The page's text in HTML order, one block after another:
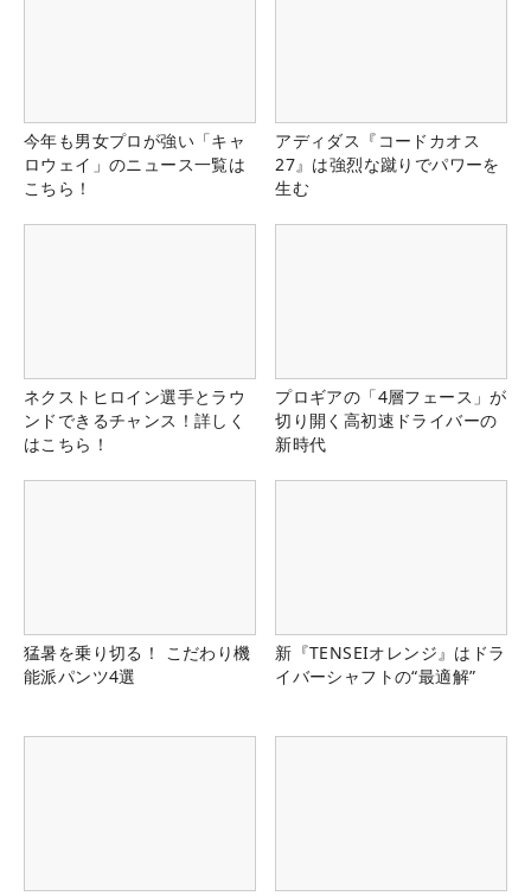
今年も男女プロが強い「キャ
ロウェイ」のニュース一覧は
こちら！
アディダス『コードカオス
27』は強烈な蹴りでパワーを
生む
ネクストヒロイン選手とラウ
ンドできるチャンス！詳しく
はこちら！
プロギアの「4層フェース」が
切り開く高初速ドライバーの
新時代
猛暑を乗り切る！ こだわり機
能派パンツ4選
新『TENSEIオレンジ』はドラ
イバーシャフトの“最適解”